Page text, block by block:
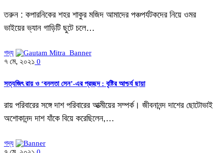
তরুন : কপারনিকের শহর শাকুর মজিদ আমাদের পঞ্চপর্যটকদের নিয়ে ওমর
ভাইয়ের ভ্যান গাড়িটি ছুটে চলে…
গদ্য
৭ মে, ২০২১ 0
সত্যজিৎ রায় ও ‘বনলতা সেন’-এর প্রচ্ছদ : বৃষ্টির আশ্চর্য ছায়া
রায় পরিবারের সঙ্গে দাশ পরিবারের আত্মীয়ের সম্পর্ক। জীবনানন্দ দাশের ছোটোভাই
অশোকানন্দ দাশ যাঁকে বিয়ে করেছিলেন,…
গদ্য